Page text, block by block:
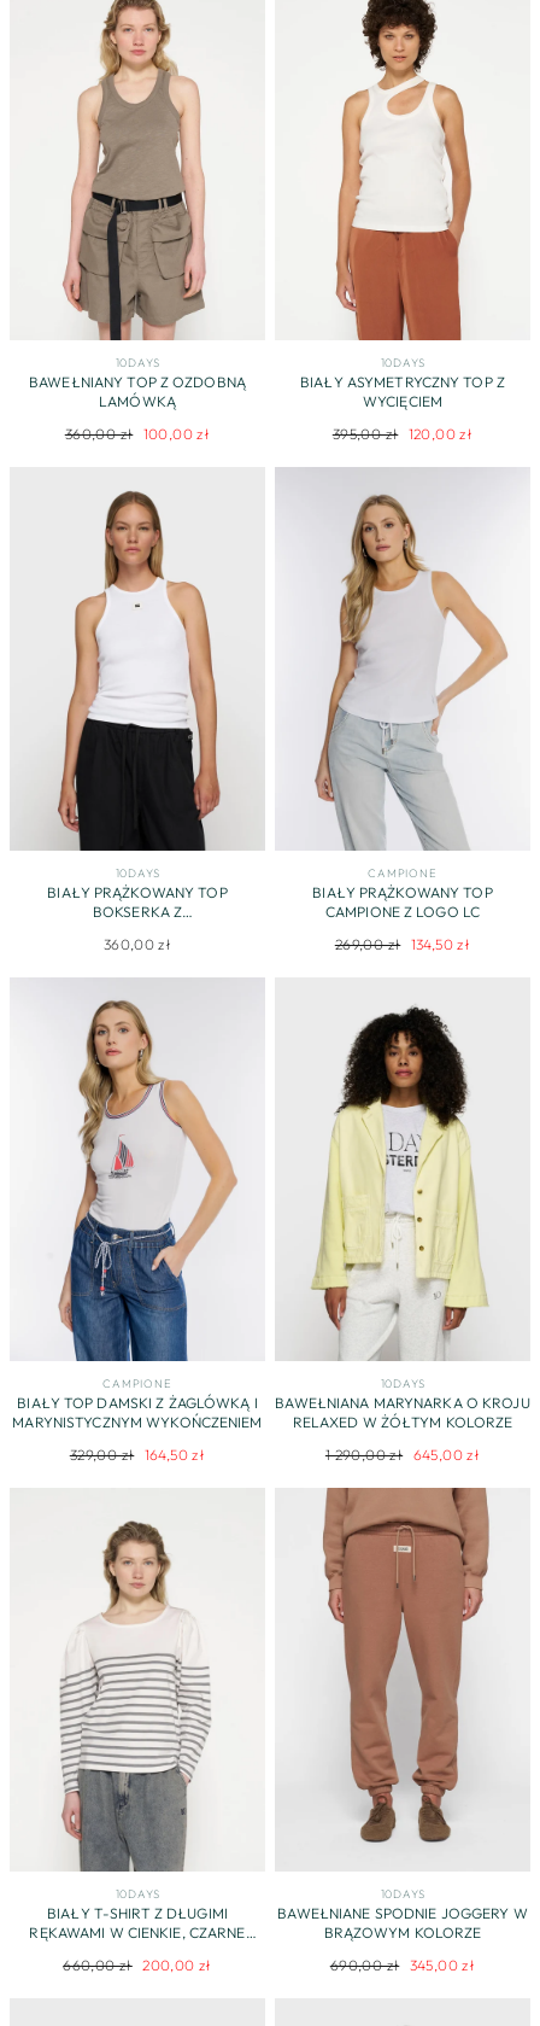
10DAYS
BAWEŁNIANY TOP Z OZDOBNĄ
LAMÓWKĄ
Regularna
360,00 zł Cena
100,00 zł
10DAYS
BIAŁY ASYMETRYCZNY TOP Z
WYCIĘCIEM
Regularna
395,00 zł Cena
120,00 zł
10DAYS
BIAŁY PRĄŻKOWANY TOP
BOKSERKA Z
360,00 zł
CAMPIONE
BIAŁY PRĄŻKOWANY TOP
CAMPIONE Z LOGO LC
Regularna
269,00 zł Cena
134,50 zł
CAMPIONE
BIAŁY TOP DAMSKI Z ŻAGLÓWKĄ I
MARYNISTYCZNYM WYKOŃCZENIEM
Regularna
329,00 zł Cena
164,50 zł
10DAYS
BAWEŁNIANA MARYNARKA O KROJU
RELAXED W ŻÓŁTYM KOLORZE
Regularna
1 290,00 zł Cena
645,00 zł
10DAYS
BIAŁY T-SHIRT Z DŁUGIMI
RĘKAWAMI W CIENKIE, CZARNE
Regularna
660,00 zł Cena
200,00 zł
10DAYS
BAWEŁNIANE SPODNIE JOGGERY W
BRĄZOWYM KOLORZE
Regularna
690,00 zł
Cena
345,00 zł